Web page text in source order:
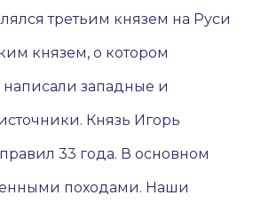
третьим князем на Руси
князем, о котором
западные и
Князь Игорь
33 года. В основном
походами. Наши